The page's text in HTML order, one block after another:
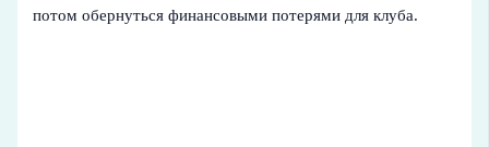
потом обернуться финансовыми потерями для клуба.